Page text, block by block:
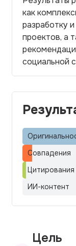
как
разработку
проектов, а
социальной
Совпадения
Цитирования
ИИ-контент
Цель